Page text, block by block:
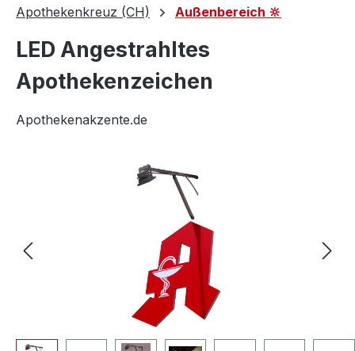
Apothekenkreuz (CH) Außenbereich 🔆
LED Angestrahltes
Apothekenzeichen
Apothekenakzente.de